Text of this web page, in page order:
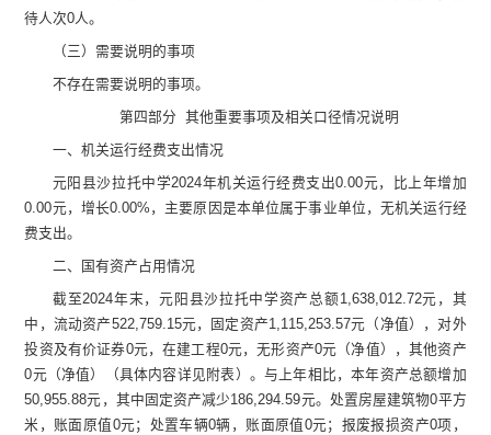
待人次0人。
（三）需要说明的事项
不存在需要说明的事项。
第四部分
其他重要事项及相关口径情况说明
一、 机关运行经费支出情况
元阳县沙拉托中学2024年机关运行经费支出0.00元， 比上年增加
0.00元，增长0.00% ， 主要原因是本单位属于事业单位，无机关运行经
费支出。
二、
国有资产占用情况
截至2024年末，元阳县沙拉托中学资产总额1,638,012.72元，其
中，流动资产522,759.15元，固定资产1,115,253.57元（净值），对外
投资及有价证券0元，在建工程0元，无形资产0元（净值），其他资产
0元（净值）（具体内容详见附表） 。与上年相比，本年资产总额增加
50,955.88元 ，其中固定资产减少186,294.59元。处置房屋建筑物0平方
米，账面原值0元；处置车辆0辆，账面原值0元；报废报损资产0项，